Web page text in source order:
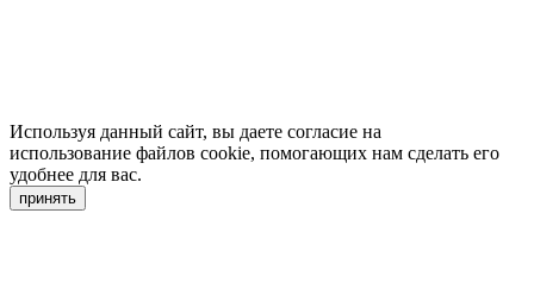
Используя данный сайт, вы даете согласие на
использование файлов cookie, помогающих нам сделать его
удобнее для вас.
принять